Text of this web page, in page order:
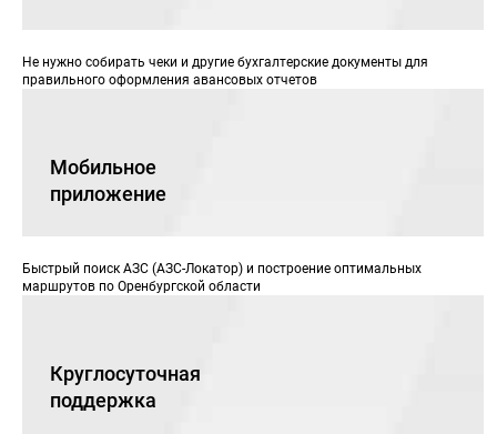
Не нужно собирать чеки и другие бухгалтерские документы для
правильного оформления авансовых отчетов
Мобильное
приложение
Быстрый поиск АЗС (АЗС-Локатор) и построение оптимальных
маршрутов по Оренбургской области
Круглосуточная
поддержка